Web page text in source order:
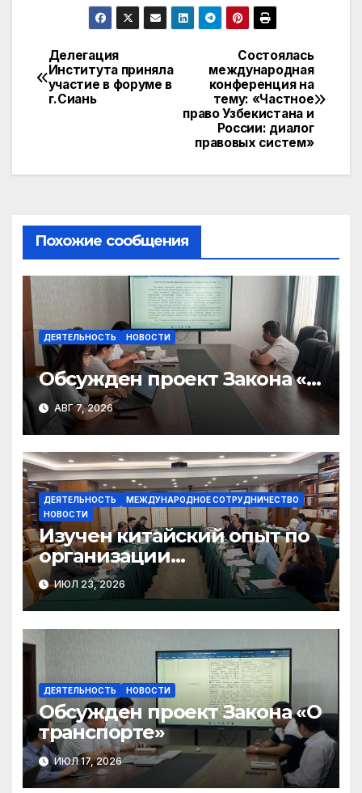
Навигация
по
Cостоялась
международная
конференция на
тему: «Частное
право Узбекистана и
России: диалог
правовых систем»
Делегация
Института приняла
участие в форуме в
г.Сиань
Похожие сообщения
ДЕЯТЕЛЬНОСТЬ НОВОСТИ
Обсужден проект Закона «О
финансовом штрафе»
АВГ 7, 2026
ДЕЯТЕЛЬНОСТЬ
МЕЖДУНАРОДНОЕ СОТРУДНИЧЕСТВО
НОВОСТИ
Изучен китайский опыт по
организации
общественного консенсуса
и инклюзивного диалога
ИЮЛ 23, 2026
ДЕЯТЕЛЬНОСТЬ НОВОСТИ
Обсужден проект Закона «О
транспорте»
ИЮЛ 17, 2026